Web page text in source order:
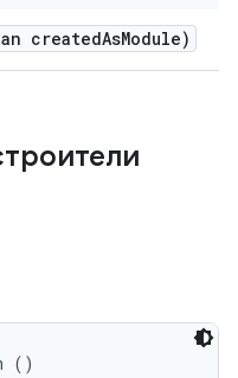
createdAsModule)
()